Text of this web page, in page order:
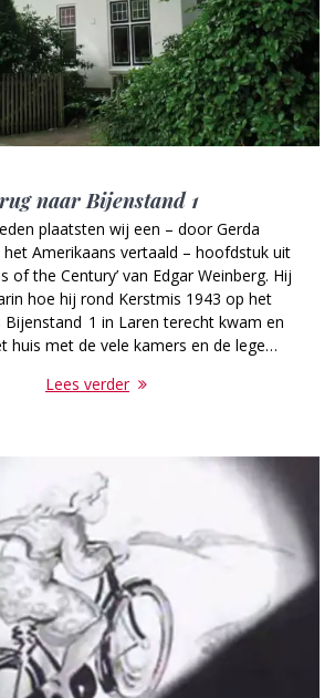
naar Bijenstand 1
plaatsten wij een – door Gerda
Amerikaans vertaald – hoofdstuk uit
of the Century’ van Edgar Weinberg. Hij
hoe hij rond Kerstmis 1943 op het
Bijenstand 1 in Laren terecht kwam en
huis met de vele kamers en de lege…
Lees verder